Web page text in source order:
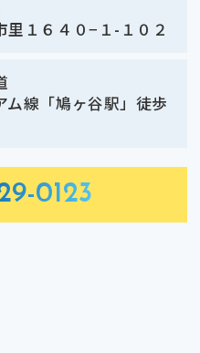
里１６４０−１-１０２
ム線「鳩ヶ谷駅」徒歩
0123